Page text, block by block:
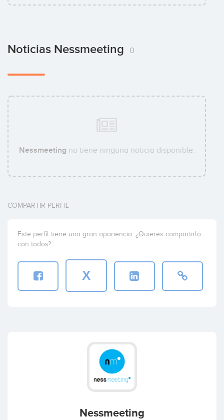
Noticias Nessmeeting 0
Nessmeeting no tiene ninguna noticia disponible.
COMPARTIR PERFIL
Este perfil tiene una gran apariencia. ¿Quieres compartirlo
con todos?
X
Nessmeeting